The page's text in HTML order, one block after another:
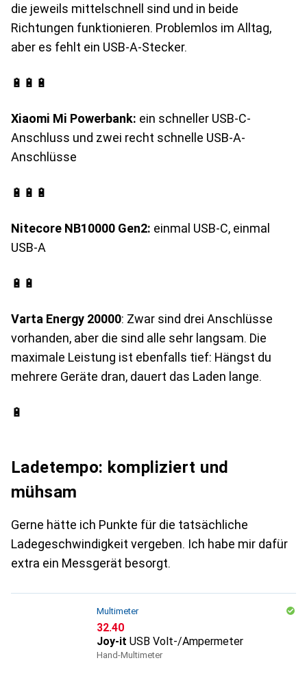
die jeweils mittelschnell sind und in beide
Richtungen funktionieren. Problemlos im Alltag,
aber es fehlt ein USB-A-Stecker.
🔋🔋🔋
Xiaomi Mi Powerbank: ein schneller USB-C-
Anschluss und zwei recht schnelle USB-A-
Anschlüsse
🔋🔋🔋
Nitecore NB10000 Gen2: einmal USB-C, einmal
USB-A
🔋🔋
Varta Energy 20000: Zwar sind drei Anschlüsse
vorhanden, aber die sind alle sehr langsam. Die
maximale Leistung ist ebenfalls tief: Hängst du
mehrere Geräte dran, dauert das Laden lange.
🔋
Ladetempo: kompliziert und
mühsam
Gerne hätte ich Punkte für die tatsächliche
Ladegeschwindigkeit vergeben. Ich habe mir dafür
extra ein Messgerät besorgt.
Multimeter
CHF
32.40
Joy-it USB Volt-/Ampermeter
Hand-Multimeter